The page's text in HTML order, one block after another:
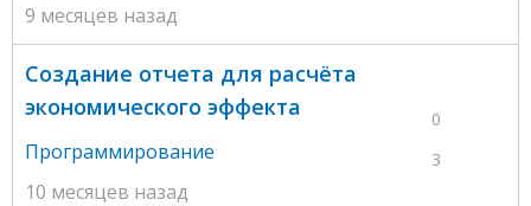
9 месяцев назад
0
3
Создание отчета для расчёта
экономического эффекта
Программирование
10 месяцев назад